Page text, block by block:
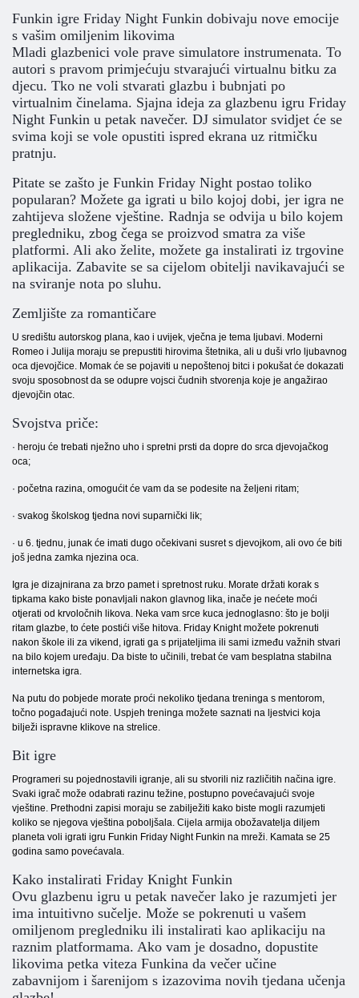
Funkin igre Friday Night Funkin dobivaju nove emocije
s vašim omiljenim likovima
Mladi glazbenici vole prave simulatore instrumenata. To
autori s pravom primjećuju stvarajući virtualnu bitku za
djecu. Tko ne voli stvarati glazbu i bubnjati po
virtualnim činelama. Sjajna ideja za glazbenu igru Friday
Night Funkin u petak navečer. DJ simulator svidjet će se
svima koji se vole opustiti ispred ekrana uz ritmičku
pratnju.
Pitate se zašto je Funkin Friday Night postao toliko
popularan? Možete ga igrati u bilo kojoj dobi, jer igra ne
zahtijeva složene vještine. Radnja se odvija u bilo kojem
pregledniku, zbog čega se proizvod smatra za više
platformi. Ali ako želite, možete ga instalirati iz trgovine
aplikacija. Zabavite se sa cijelom obitelji navikavajući se
na sviranje nota po sluhu.
Zemljište za romantičare
U središtu autorskog plana, kao i uvijek, vječna je tema ljubavi. Moderni
Romeo i Julija moraju se prepustiti hirovima štetnika, ali u duši vrlo ljubavnog
oca djevojčice. Momak će se pojaviti u nepoštenoj bitci i pokušat će dokazati
svoju sposobnost da se odupre vojsci čudnih stvorenja koje je angažirao
djevojčin otac.
Svojstva priče:
· heroju će trebati nježno uho i spretni prsti da dopre do srca djevojačkog
oca;
· početna razina, omogućit će vam da se podesite na željeni ritam;
· svakog školskog tjedna novi suparnički lik;
· u 6. tjednu, junak će imati dugo očekivani susret s djevojkom, ali ovo će biti
još jedna zamka njezina oca.
Igra je dizajnirana za brzo pamet i spretnost ruku. Morate držati korak s
tipkama kako biste ponavljali nakon glavnog lika, inače je nećete moći
otjerati od krvoločnih likova. Neka vam srce kuca jednoglasno: što je bolji
ritam glazbe, to ćete postići više hitova. Friday Knight možete pokrenuti
nakon škole ili za vikend, igrati ga s prijateljima ili sami između važnih stvari
na bilo kojem uređaju. Da biste to učinili, trebat će vam besplatna stabilna
internetska igra.
Na putu do pobjede morate proći nekoliko tjedana treninga s mentorom,
točno pogađajući note. Uspjeh treninga možete saznati na ljestvici koja
bilježi ispravne klikove na strelice.
Bit igre
Programeri su pojednostavili igranje, ali su stvorili niz različitih načina igre.
Svaki igrač može odabrati razinu težine, postupno povećavajući svoje
vještine. Prethodni zapisi moraju se zabilježiti kako biste mogli razumjeti
koliko se njegova vještina poboljšala. Cijela armija obožavatelja diljem
planeta voli igrati igru Funkin Friday Night Funkin na mreži. Kamata se 25
godina samo povećavala.
Kako instalirati Friday Knight Funkin
Ovu glazbenu igru u petak navečer lako je razumjeti jer
ima intuitivno sučelje. Može se pokrenuti u vašem
omiljenom pregledniku ili instalirati kao aplikaciju na
raznim platformama. Ako vam je dosadno, dopustite
likovima petka viteza Funkina da večer učine
zabavnijom i šarenijom s izazovima novih tjedana učenja